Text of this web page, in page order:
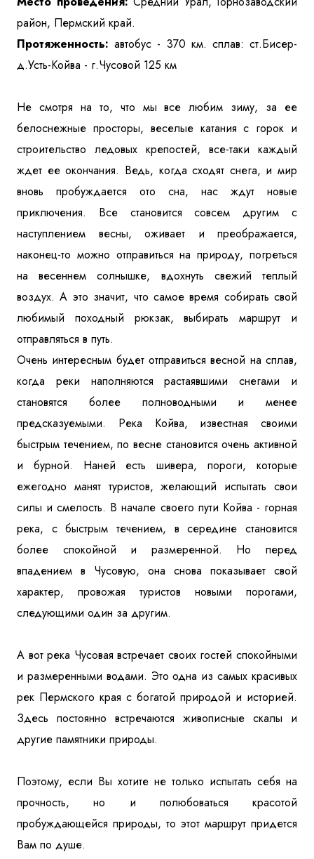
район, Пермский край.
Протяженность:автобус - 370 км. сплав: ст.Бисер-
д.Усть-Койва - г.Чусовой 125 км
Не смотря на то, что мы все любим зиму, за ее
белоснежные просторы, веселые катания с горок и
строительство ледовых крепостей, все-таки каждый
ждет ее окончания. Ведь, когда сходят снега, и мир
вновь пробуждается ото сна, нас ждут новые
приключения. Все становится совсем другим с
наступлением весны, оживает и преображается,
наконец-то можно отправиться на природу, погреться
на весеннем солнышке, вдохнуть свежий теплый
воздух. А это значит, что самое время собирать свой
любимый походный рюкзак, выбирать маршрут и
отправляться в путь.
Очень интересным будет отправиться весной на сплав,
когда реки наполняются растаявшими снегами и
становятся более полноводными и менее
предсказуемыми. Река Койва, известная своими
быстрым течением, по весне становится очень активной
и бурной. Наней есть шивера, пороги, которые
ежегодно манят туристов, желающий испытать свои
силы и смелость. В начале своего пути Койва - горная
река, с быстрым течением, в середине становится
более спокойной и размеренной. Но перед
впадением в Чусовую, она снова показывает свой
характер, провожая туристов новыми порогами,
следующими один за другим.
А вот река Чусовая встречает своих гостей спокойными
и размеренными водами. Это одна из самых красивых
рек Пермского края с богатой природой и историей.
Здесь постоянно встречаются живописные скалы и
другие памятники природы.
Поэтому, если Вы хотите не только испытать себя на
прочность, но и полюбоваться красотой
пробуждающейся природы, то этот маршрут придется
Вам по душе.
Куда бы Вы хотели отправиться?
Я даю согласие на обработку персональных данныхи
с политикой компании в отношении
обработки персональных данных
Отправить